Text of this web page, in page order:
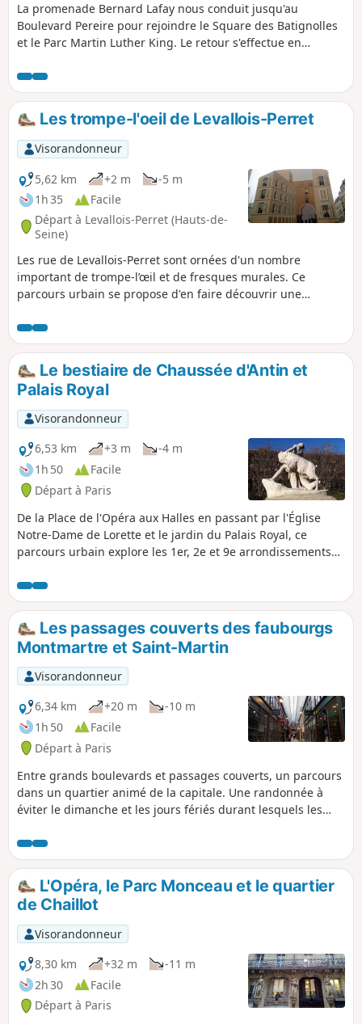
La promenade Bernard Lafay nous conduit jusqu'au
Boulevard Pereire pour rejoindre le Square des Batignolles
et le Parc Martin Luther King. Le retour s'effectue en
randonnée on découvre quelques fresques murales
intéressantes et une architecture contemporaine originale.
Les trompe-l'oeil de Levallois-Perret
Visorandonneur
5,62 km
+2 m
-5 m
1h 35
Facile
Départ à Levallois-Perret (Hauts-de-
Seine)
Les rue de Levallois-Perret sont ornées d'un nombre
important de trompe-l’œil et de fresques murales. Ce
parcours urbain se propose d'en faire découvrir une
ville et en traversant certains de ses jardins publics.
Le bestiaire de Chaussée d'Antin et
Palais Royal
Visorandonneur
6,53 km
+3 m
-4 m
1h 50
Facile
Départ à Paris
De la Place de l'Opéra aux Halles en passant par l'Église
Notre-Dame de Lorette et le jardin du Palais Royal, ce
parcours urbain explore les 1er, 2e et 9e arrondissements
Les passages couverts des faubourgs
Montmartre et Saint-Martin
Visorandonneur
6,34 km
+20 m
-10 m
1h 50
Facile
Départ à Paris
Entre grands boulevards et passages couverts, un parcours
dans un quartier animé de la capitale. Une randonnée à
éviter le dimanche et les jours fériés durant lesquels les
L'Opéra, le Parc Monceau et le quartier
de Chaillot
Visorandonneur
8,30 km
+32 m
-11 m
2h 30
Facile
Départ à Paris